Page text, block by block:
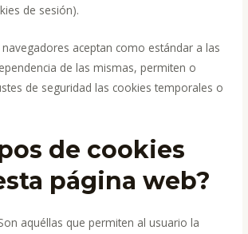
de sesión).
aceptan como estándar a las
de las mismas, permiten o
de seguridad las cookies temporales o
de cookies
página web?
aquéllas que permiten al usuario la